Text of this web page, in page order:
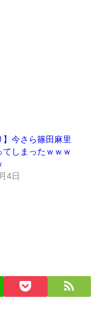
】今さら篠田麻里
てしまったｗｗｗ
4日